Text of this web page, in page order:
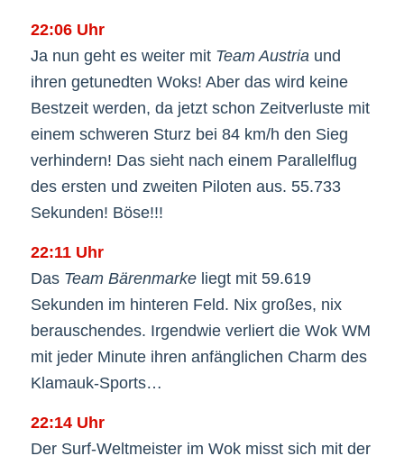
22:06 Uhr
Ja nun geht es weiter mit Team Austria und
ihren getunedten Woks! Aber das wird keine
Bestzeit werden, da jetzt schon Zeitverluste mit
einem schweren Sturz bei 84 km/h den Sieg
verhindern! Das sieht nach einem Parallelflug
des ersten und zweiten Piloten aus. 55.733
Sekunden! Böse!!!
22:11 Uhr
Das Team Bärenmarkeliegt mit 59.619
Sekunden im hinteren Feld. Nix großes, nix
berauschendes. Irgendwie verliert die Wok WM
mit jeder Minute ihren anfänglichen Charm des
Klamauk-Sports…
22:14 Uhr
Der Surf-Weltmeister im Wok misst sich mit der